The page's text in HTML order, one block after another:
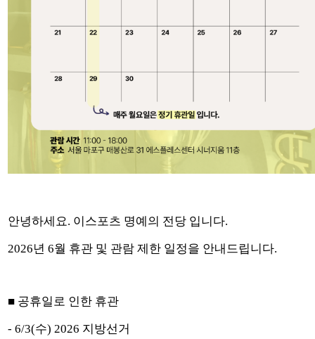
안녕하세요. 이스포츠 명예의 전당 입니다.
2026년 6월 휴관 및 관람 제한 일정을 안내드립니다.
■ 공휴일로 인한 휴관
- 6/3(수) 2026 지방선거